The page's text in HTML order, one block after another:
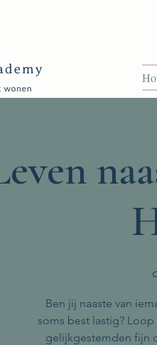
Ben jij naaste van
soms best lastig?
gelijkgestemden fijn